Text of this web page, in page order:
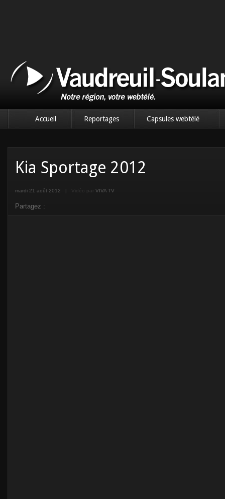
Accueil Reportages Capsules webtélé
Kia Sportage 2012
mardi 21 août 2012 | Vidéo par VIVA TV
Partagez :